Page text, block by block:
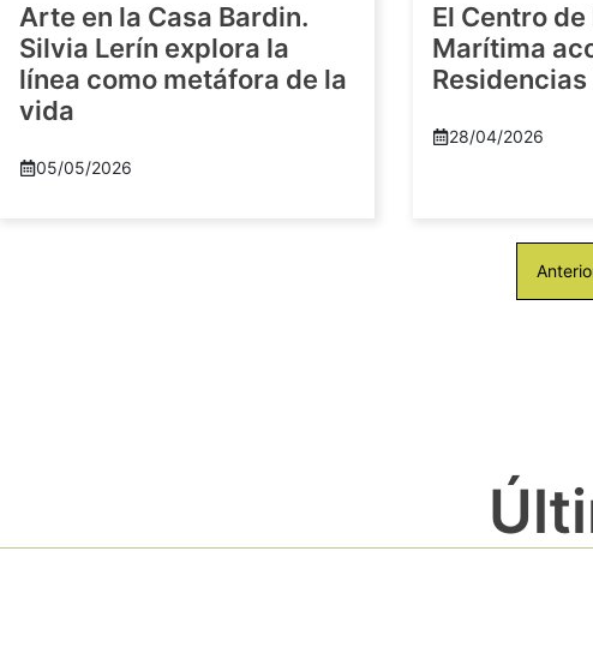
Arte en la Casa Bardin.
Silvia Lerín explora la
línea como metáfora de la
vida
05/05/2026
El Centro
Marítima
28/04/2026